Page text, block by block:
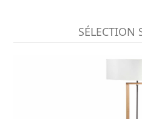
SÉLECTION